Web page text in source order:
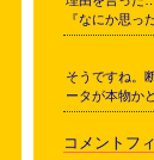
『なにか思
そうですね。
ータが本物か
コメントフ